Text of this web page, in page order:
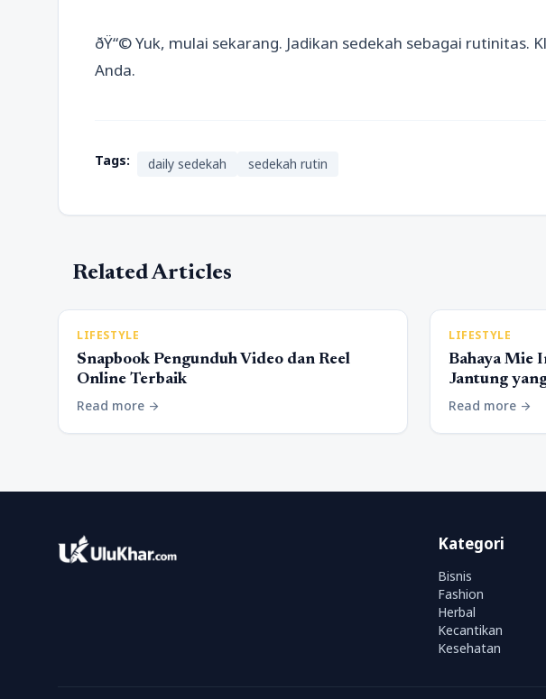
ðŸ“© Yuk, mulai sekarang. Jadikan sedekah sebagai rutinitas.
Anda.
Tags: daily sedekah sedekah rutin
Related Articles
LIFESTYLE
Snapbook Pengunduh Video dan Reel
Online Terbaik
Read more arrow_forward
LIFESTYLE
Bahaya Mie
Jantung
Read more arrow_forward
Kategori
Bisnis
Fashion
Herbal
Kecantikan
Kesehatan